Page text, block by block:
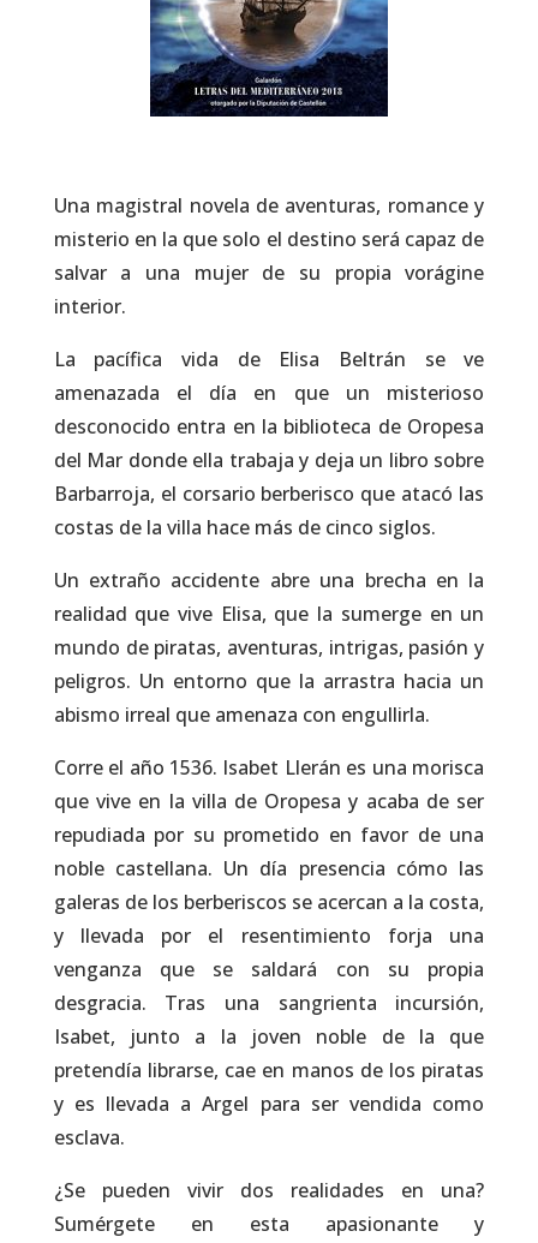
Una magistral novela de aventuras, romance y
misterio en la que solo el destino será capaz de
salvar a una mujer de su propia vorágine
interior.
La pacífica vida de Elisa Beltrán se ve
amenazada el día en que un misterioso
desconocido entra en la biblioteca de Oropesa
del Mar donde ella trabaja y deja un libro sobre
Barbarroja, el corsario berberisco que atacó las
costas de la villa hace más de cinco siglos.
Un extraño accidente abre una brecha en la
realidad que vive Elisa, que la sumerge en un
mundo de piratas, aventuras, intrigas, pasión y
peligros. Un entorno que la arrastra hacia un
abismo irreal que amenaza con engullirla.
Corre el año 1536. Isabet Llerán es una morisca
que vive en la villa de Oropesa y acaba de ser
repudiada por su prometido en favor de una
noble castellana. Un día presencia cómo las
galeras de los berberiscos se acercan a la costa,
y llevada por el resentimiento forja una
venganza que se saldará con su propia
desgracia. Tras una sangrienta incursión,
Isabet, junto a la joven noble de la que
pretendía librarse, cae en manos de los piratas
y es llevada a Argel para ser vendida como
esclava.
¿Se pueden vivir dos realidades en una?
Sumérgete en esta apasionante y